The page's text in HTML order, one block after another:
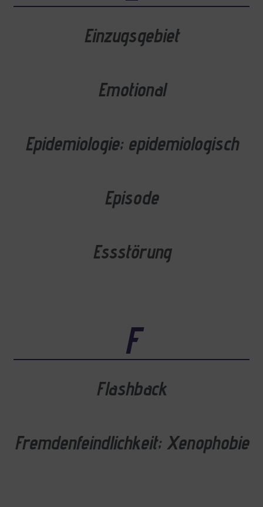
Einzugsgebiet
Emotional
Epidemiologie; epidemiologisch
Episode
Essstörung
F
Flashback
Fremdenfeindlichkeit; Xenophobie